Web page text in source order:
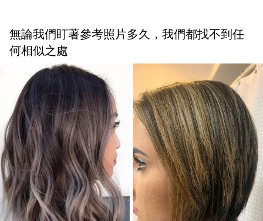
無論我們盯著參考照片多久，我們都找不到任
何相似之處